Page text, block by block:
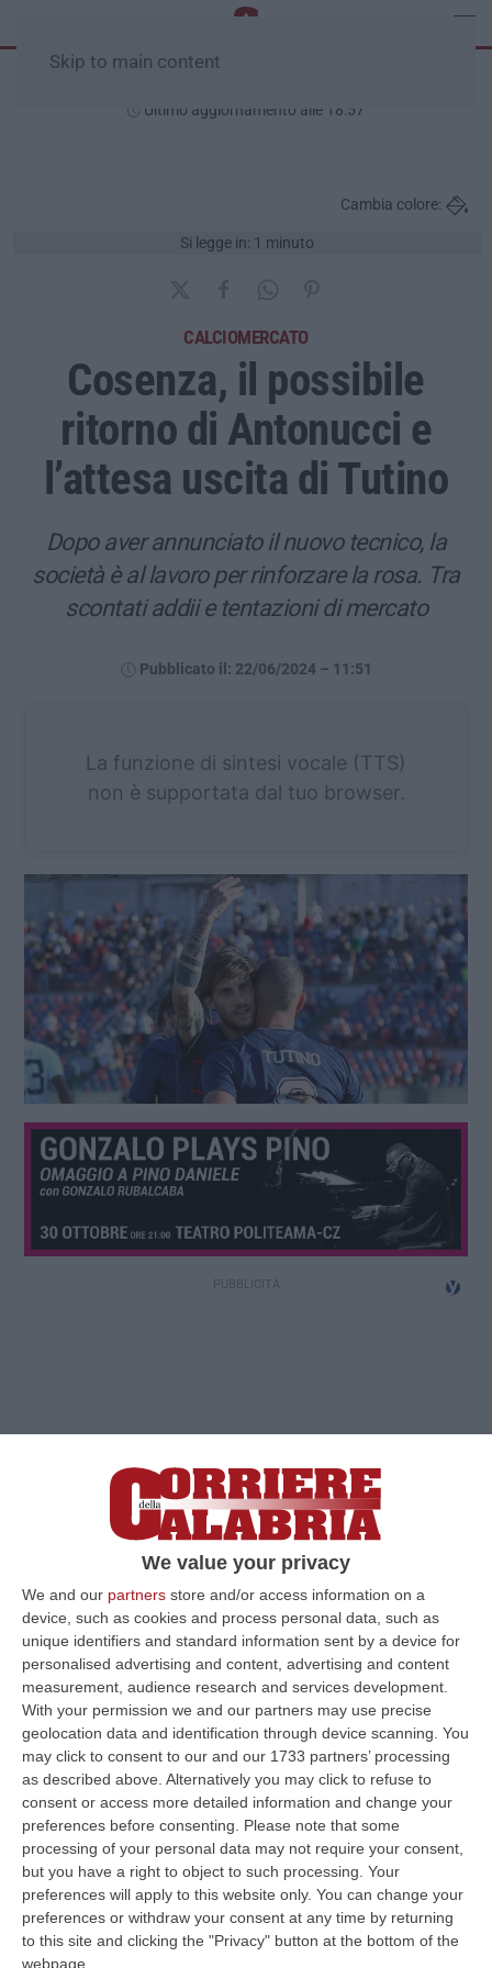
We value your privacy
We and our partners store and/or access information on a
device, such as cookies and process personal data, such as
unique identifiers and standard information sent by a device for
personalised advertising and content, advertising and content
measurement, audience research and services development.
With your permission we and our partners may use precise
geolocation data and identification through device scanning. You
may click to consent to our and our 1733 partners’ processing
as described above. Alternatively you may click to refuse to
consent or access more detailed information and change your
preferences before consenting.
Please note that some
processing of your personal data may not require your consent,
but you have a right to object to such processing. Your
preferences will apply to this website only. You can change your
preferences or withdraw your consent at any time by returning
to this site and clicking the "Privacy" button at the bottom of the
webpage.
Skip to main content
Ultimo aggiornamento alle 18:57
Si legge in: 1 minuto
Cambia colore:
CALCIOMERCATO
Cosenza, il possibile
ritorno di Antonucci e
l’attesa uscita di Tutino
Dopo aver annunciato il nuovo tecnico, la
società è al lavoro per rinforzare la rosa. Tra
scontati addii e tentazioni di mercato
Pubblicato il: 22/06/2024 – 11:51
La funzione di sintesi vocale (TTS)
non è supportata dal tuo browser.
Clicca e segui “Corriere della Calabria” su Google News
COSENZAAlvini chiama Antonucci risponde.
Il nuovo tecnico del Cosenza Calcio è pronto
a consegnare la lista della spesa al Dg Beppe
Ursino ed al Ds Gennario Delvecchio. Il suo
modulo preferito, prevede difesa a tre e